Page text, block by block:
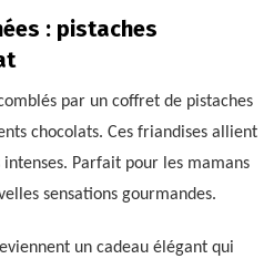
: pistaches
par un coffret de pistaches
chocolats. Ces friandises allient
Parfait pour les mamans
sensations gourmandes.
un cadeau élégant qui